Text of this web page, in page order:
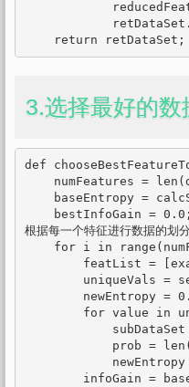
    return retDataSet;
3.选择最好的数
def
numFeatures =
baseEntropy =
bestInfoGain =
根据每一个特征进行数据的划
for i in
featList =
uniqueVals =
newEntropy =
for value in
prob =
infoGain =